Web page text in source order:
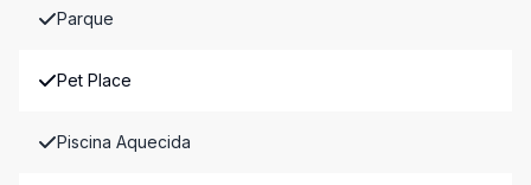
Parque
Pet Place
Piscina Aquecida